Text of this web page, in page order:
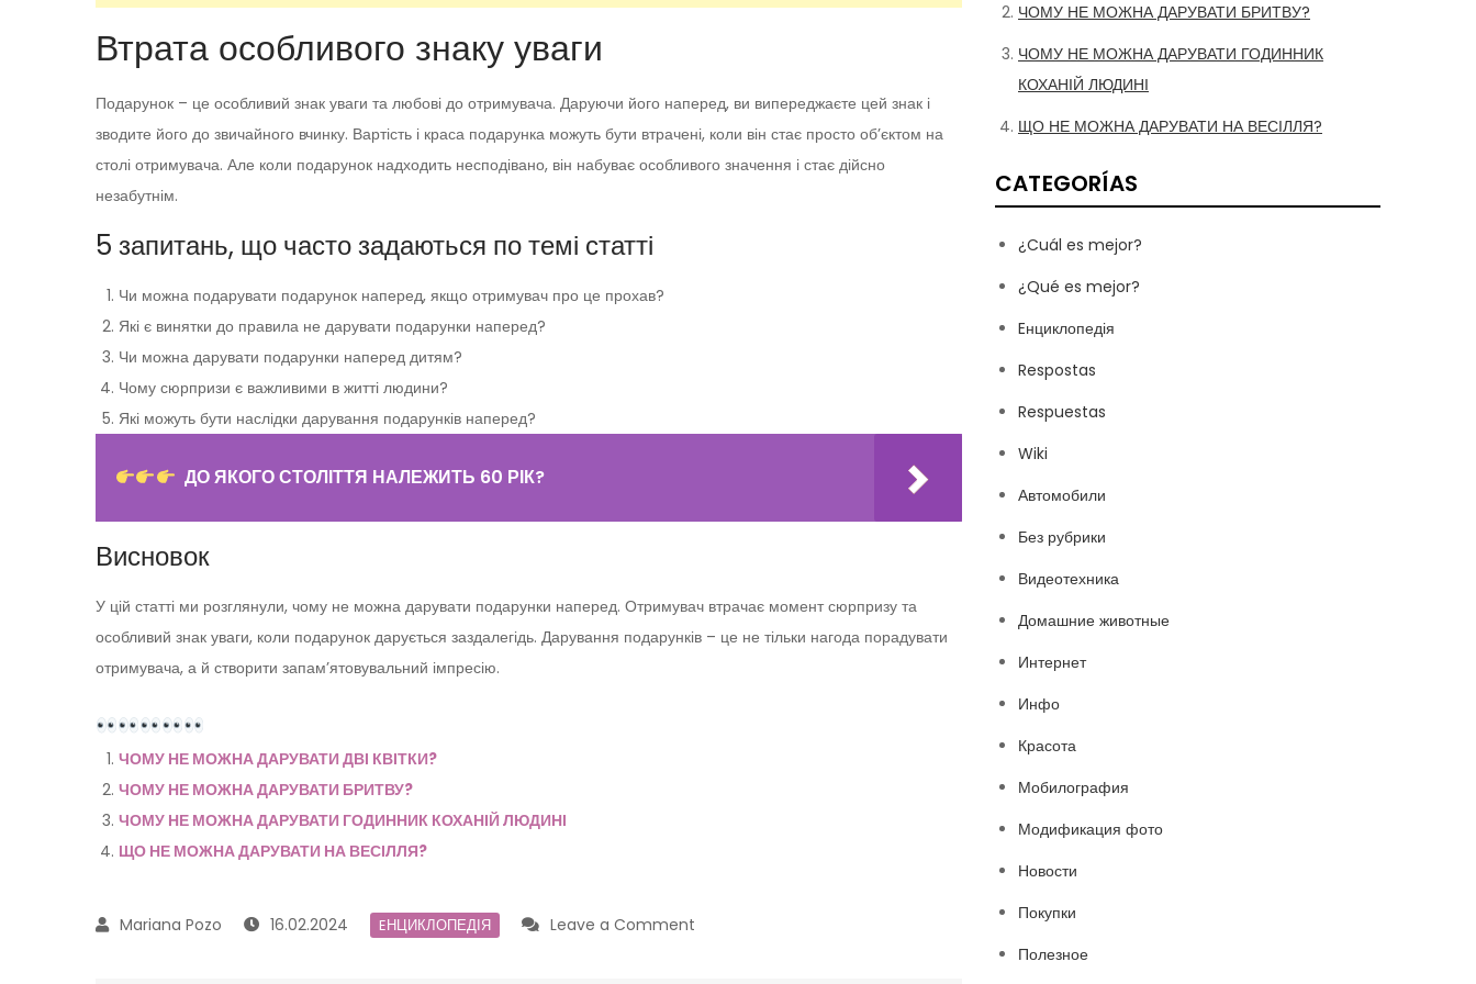
Втрата особливого знаку уваги
Подарунок – це особливий знак уваги та любові до отримувача. Даруючи його наперед, ви випереджаєте цей знак і
зводите його до звичайного вчинку. Вартість і краса подарунка можуть бути втрачені, коли він стає просто об’єктом на
столі отримувача. Але коли подарунок надходить несподівано, він набуває особливого значення і стає дійсно
незабутнім.
5 запитань, що часто задаються по темі статті
Чи можна подарувати подарунок наперед, якщо отримувач про це прохав?
Які є винятки до правила не дарувати подарунки наперед?
Чи можна дарувати подарунки наперед дитям?
Чому сюрпризи є важливими в житті людини?
Які можуть бути наслідки дарування подарунків наперед?
ДО ЯКОГО СТОЛІТТЯ НАЛЕЖИТЬ 60 РІК?
Висновок
У цій статті ми розглянули, чому не можна дарувати подарунки наперед. Отримувач втрачає момент сюрпризу та
особливий знак уваги, коли подарунок дарується заздалегідь. Дарування подарунків – це не тільки нагода порадувати
отримувача, а й створити запам’ятовувальний імпресію.
ЧОМУ НЕ МОЖНА ДАРУВАТИ ДВІ КВІТКИ?
ЧОМУ НЕ МОЖНА ДАРУВАТИ БРИТВУ?
ЧОМУ НЕ МОЖНА ДАРУВАТИ ГОДИННИК КОХАНІЙ ЛЮДИНІ
ЩО НЕ МОЖНА ДАРУВАТИ НА ВЕСІЛЛЯ?
16.02.2024 EНЦИКЛОПЕДІЯ Leave a Comment
ЧОМУ НЕ МОЖНА ДАРУВАТИ БРИТВУ?
ЧОМУ НЕ МОЖНА ДАРУВАТИ ГОДИННИК
КОХАНІЙ ЛЮДИНІ
ЩО НЕ МОЖНА ДАРУВАТИ НА ВЕСІЛЛЯ?
CATEGORÍAS
¿Cuál es mejor?
¿Qué es mejor?
Eнциклопедія
Respostas
Respuestas
Wiki
Автомобили
Без рубрики
Видеотехника
Домашние животные
Интернет
Инфо
Красота
Мобилография
Модификация фото
Новости
Покупки
Полезное